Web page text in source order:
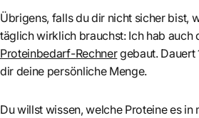
Übrigens, falls du dir nicht sicher bist,
täglich wirklich brauchst: Ich hab auch
Proteinbedarf-Rechnergebaut. Dauert
dir deine persönliche Menge.
Du willst wissen, welche Proteine es in